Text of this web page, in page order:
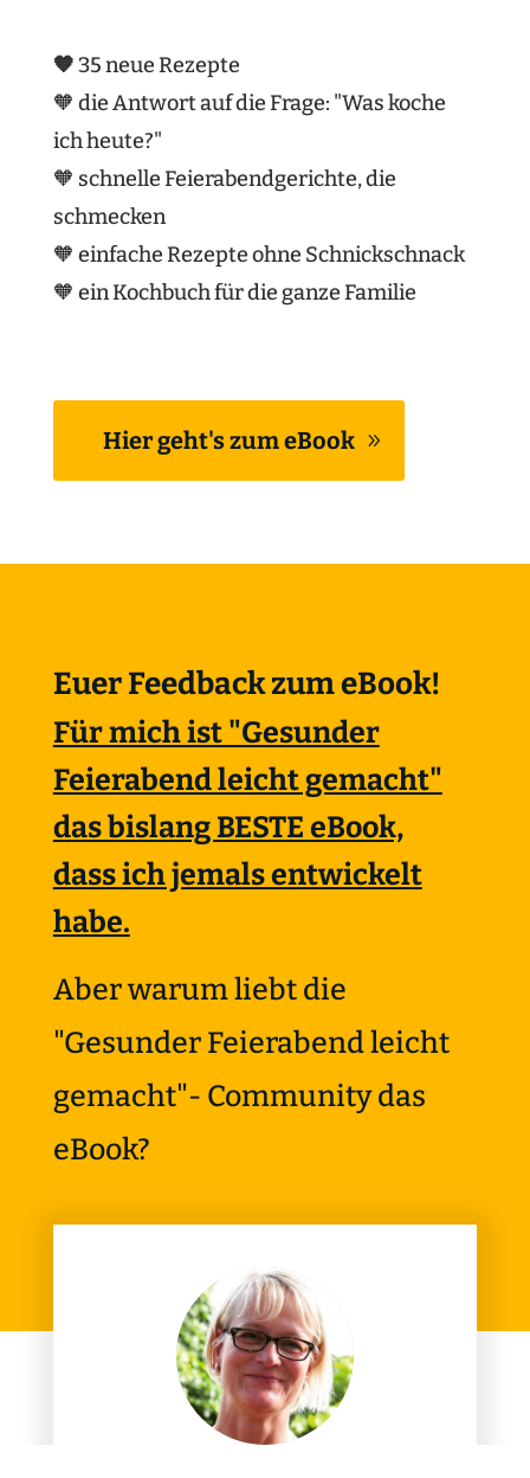
🧡35 neue Rezepte
🧡 die Antwort auf die Frage: "Was koche
ich heute?"
🧡 schnelle Feierabendgerichte, die
schmecken
🧡 einfache Rezepte ohne Schnickschnack
🧡 ein Kochbuch für die ganze Familie
Hier geht's zum eBook
Euer Feedback zum eBook!
Für mich ist "Gesunder
Feierabend leicht gemacht"
das bislang BESTE eBook,
dass ich jemals entwickelt
habe.
Aber warum liebt die
"Gesunder Feierabend leicht
gemacht"- Community das
eBook?